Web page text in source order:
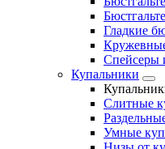
Гладкие
Спейсеры
Купальники
Слитные
Умные